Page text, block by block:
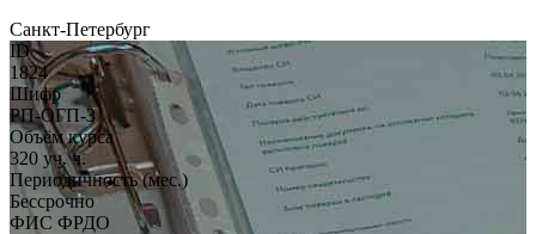
Санкт-Петербург
ID
1824
Шифр
РП-ОГП-3
Объём курса
320 уч. ч.
Периодичность (мес.)
Бессрочно
ФИС ФРДО